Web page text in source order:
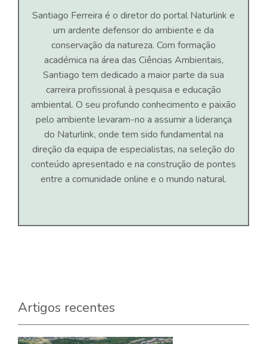
Santiago Ferreira é o diretor do portal Naturlink e
um ardente defensor do ambiente e da
conservação da natureza. Com formação
académica na área das Ciências Ambientais,
Santiago tem dedicado a maior parte da sua
carreira profissional à pesquisa e educação
ambiental. O seu profundo conhecimento e paixão
pelo ambiente levaram-no a assumir a liderança
do Naturlink, onde tem sido fundamental na
direção da equipa de especialistas, na seleção do
conteúdo apresentado e na construção de pontes
entre a comunidade online e o mundo natural.
Artigos recentes